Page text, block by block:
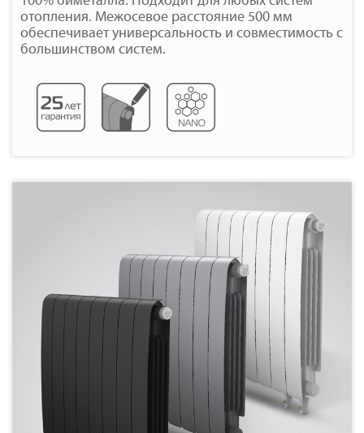
отопления. Межосевое расстояние 500 мм
обеспечивает универсальность и совместимость с
большинством систем.